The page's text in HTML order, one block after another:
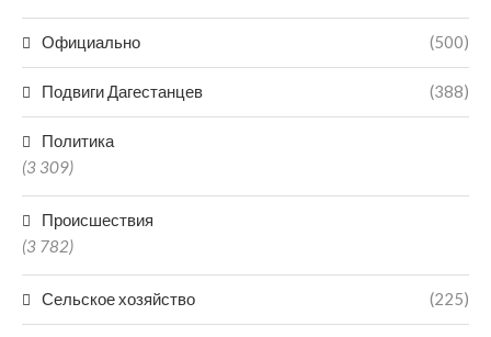
Официально (500)
Подвиги Дагестанцев (388)
Политика
(3 309)
Происшествия
(3 782)
Сельское хозяйство (225)